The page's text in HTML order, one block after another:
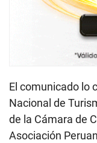
El comunicado lo
Nacional de
de la Cámara de
Asociación